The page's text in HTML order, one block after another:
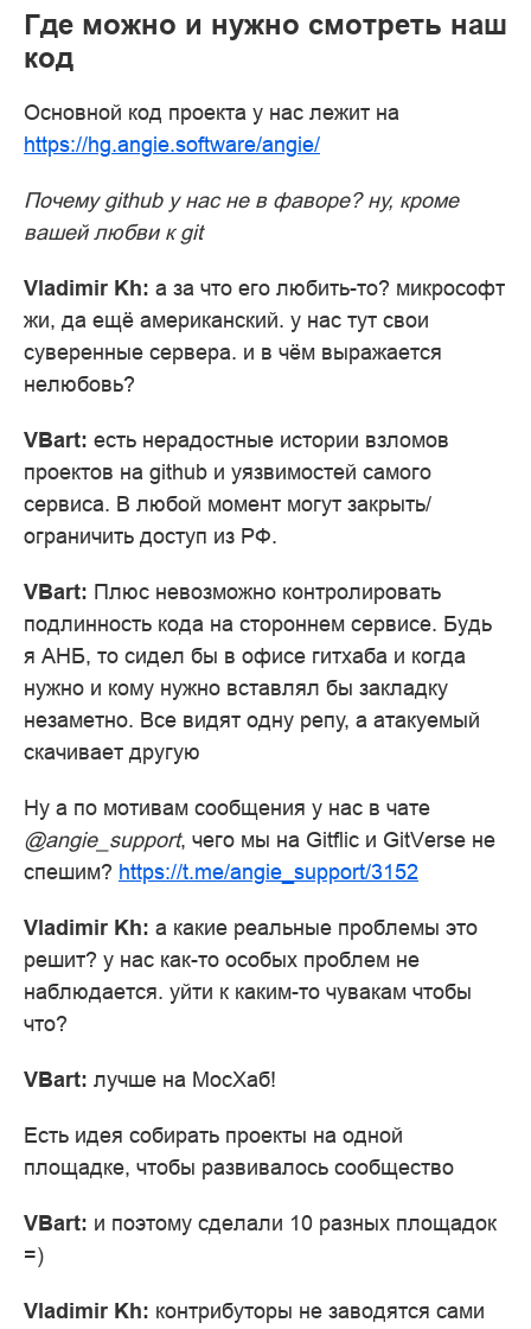
Где можно и нужно смотреть наш
код
Основной код проекта у нас лежит на
https://hg.angie.software/angie/
Почему github у нас не в фаворе? ну, кроме
вашей любви к git
Vladimir Kh: а за что его любить-то? микрософт
жи, да ещё американский. у нас тут свои
суверенные сервера. и в чём выражается
нелюбовь?
VBart: есть нерадостные истории взломов
проектов на github и уязвимостей самого
сервиса. В любой момент могут закрыть/
ограничить доступ из РФ.
VBart: Плюс невозможно контролировать
подлинность кода на стороннем сервисе. Будь
я АНБ, то сидел бы в офисе гитхаба и когда
нужно и кому нужно вставлял бы закладку
незаметно. Все видят одну репу, а атакуемый
скачивает другую
Ну а по мотивам сообщения у нас в чате
@angie_support, чего мы на Gitflic и GitVerse не
спешим? https://t.me/angie_support/3152
Vladimir Kh: а какие реальные проблемы это
решит? у нас как-то особых проблем не
наблюдается. уйти к каким-то чувакам чтобы
что?
VBart: лучше на МосХаб!
Есть идея собирать проекты на одной
площадке, чтобы развивалось сообщество
VBart: и поэтому сделали 10 разных площадок
=)
Vladimir Kh: контрибуторы не заводятся сами